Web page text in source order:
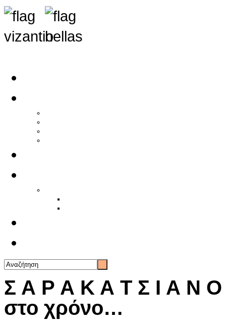
Σ Α Ρ Α Κ Α Τ Σ Ι Α Ν Ο
στο χρόνο…